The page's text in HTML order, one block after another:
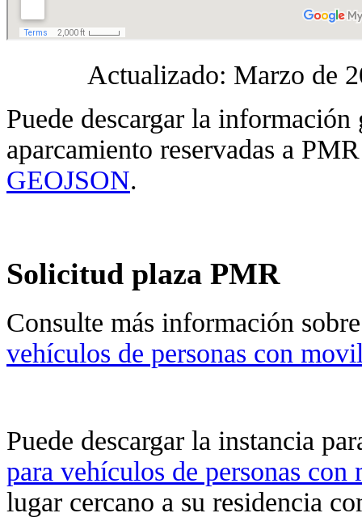
Actualizado: Marzo de
Puede descargar la
aparcamiento reservadas a
GEOJSON.
Solicitud plaza PMR
Consulte más información
vehículos de personas con
Puede descargar la instancia
para vehículos de personas
lugar cercano a su residencia